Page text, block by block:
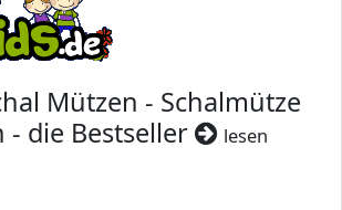
Mützen - Schalmütze
- die Bestseller
lesen